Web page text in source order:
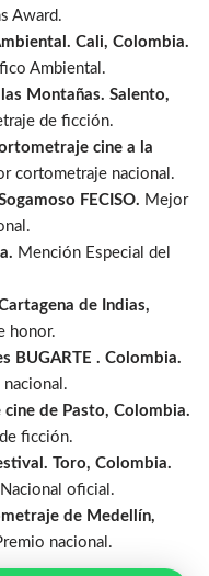
Award.
Cali, Colombia.
Ambiental.
Montañas. Salento,
de ficción.
cine a la
cortometraje nacional.
FECISO. Mejor
Mención Especial del
de Indias,
honor.
BUGARTE . Colombia.
cine de Pasto, Colombia.
ficción.
Toro, Colombia.
oficial.
de Medellín,
nacional.